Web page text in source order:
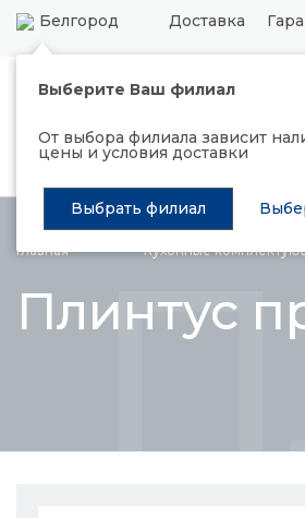
Белгород Доставка
Выберите Ваш филиал
От выбора филиала зависит
цены и условия доставки
Выбрать филиал
Каталог
Распродажа
Главная Кухонные
Плинтус